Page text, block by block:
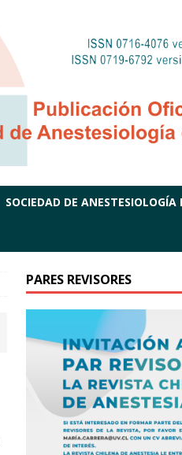
SOCIEDAD DE ANESTESIOLOGÍA
PARES REVISORES